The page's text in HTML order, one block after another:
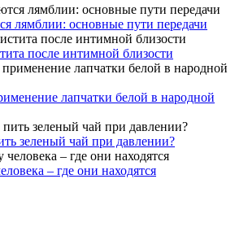
лямблии: основные пути передачи
после интимной близости
лапчатки белой в народной
зеленый чай при давлении?
– где они находятся